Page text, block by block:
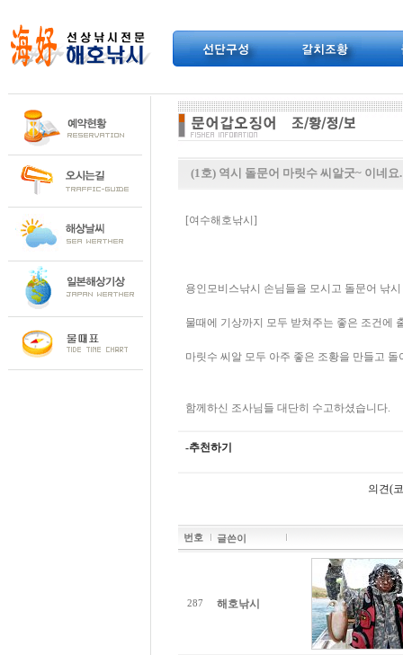
(1호) 역시 돌문어 마릿수 씨알굿~ 이네요.
[여수해호낚시]
용인모비스낚시 손님들을 모시고 돌문어 낚
물때에 기상까지 모두 받쳐주는 좋은 조건에
마릿수 씨알 모두 아주 좋은 조황을 만들고 돌
함께하신 조사님들 대단히 수고하셨습니다.
-추천하기
의견(
번호 글쓴이
287 해호낚시